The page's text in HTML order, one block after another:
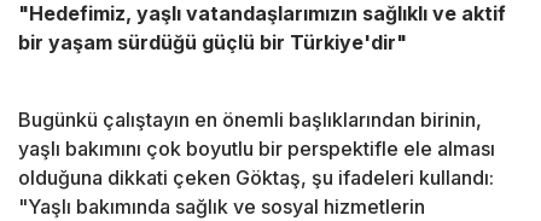
"Hedefimiz, yaşlı vatandaşlarımızın sağlıklı ve aktif
bir yaşam sürdüğü güçlü bir Türkiye'dir"
Bugünkü çalıştayın en önemli başlıklarından birinin,
yaşlı bakımını çok boyutlu bir perspektifle ele alması
olduğuna dikkati çeken Göktaş, şu ifadeleri kullandı:
"Yaşlı bakımında sağlık ve sosyal hizmetlerin